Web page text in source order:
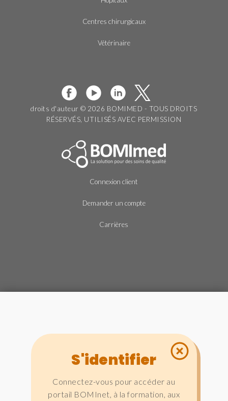
Centres chirurgicaux
Vétérinaire
droits d'auteur © 2026 BOMIMED - TOUS DROITS
RÉSERVÉS, UTILISÉS AVEC PERMISSION
Connexion client
Demander un compte
Carrières
S'identifier
Connectez-vous pour accéder au
portail BOMInet, à la formation, aux